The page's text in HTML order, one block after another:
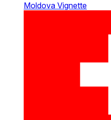
Moldova Vignette